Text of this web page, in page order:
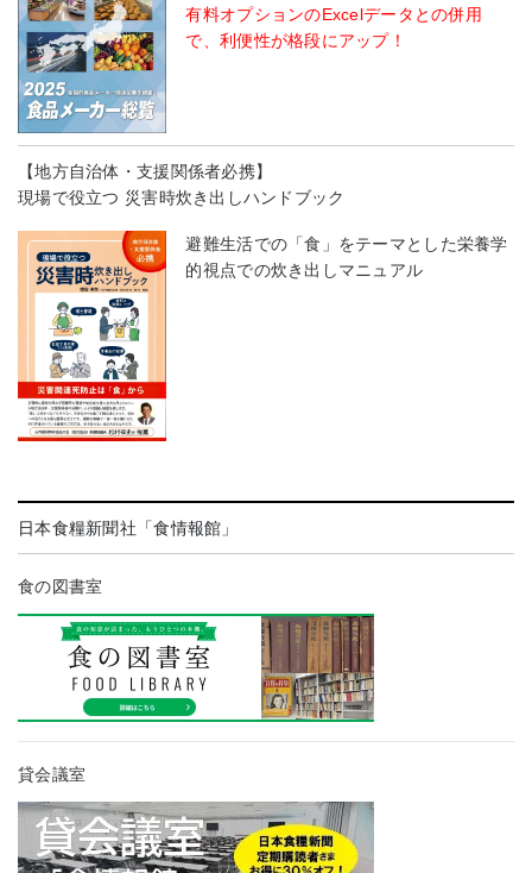
有料オプションのExcelデータとの併用
で、利便性が格段にアップ！
【地方自治体・支援関係者必携】
現場で役立つ 災害時炊き出しハンドブック
避難生活での「食」をテーマとした栄養学
的視点での炊き出しマニュアル
日本食糧新聞社「食情報館」
食の図書室
貸会議室